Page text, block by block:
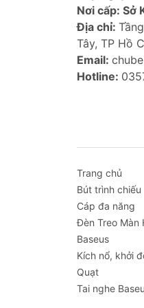
Tại
Nơi cấp: Sở
Địa chỉ:
Tây, TP Hồ
Email:
Hotline:
Trang chủ
Bút trình chiếu
Cáp đa năng
Đèn Treo Màn
Baseus
Kích nổ, khởi
Quạt
Tai nghe